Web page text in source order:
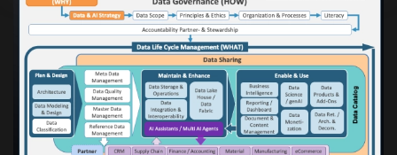
Artikel:Die moderne Architektur für
Daten- und KI-orientierte Unternehmen
VIEW